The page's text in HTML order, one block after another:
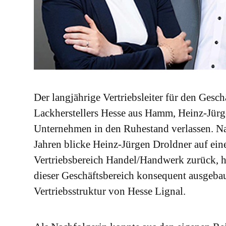
Der langjährige Vertriebsleiter für den
Lackherstellers Hesse aus Hamm, Heinz-
Unternehmen in den Ruhestand verlassen.
Jahren blicke Heinz-Jürgen Droldner auf
Vertriebsbereich Handel/Handwerk zurück,
dieser Geschäftsbereich konsequent
Vertriebsstruktur von Hesse Lignal.